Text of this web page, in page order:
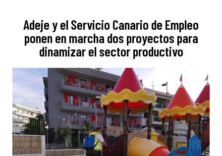
Adeje y el Servicio Canario de Empleo
ponen en marcha dos proyectos para
dinamizar el sector productivo